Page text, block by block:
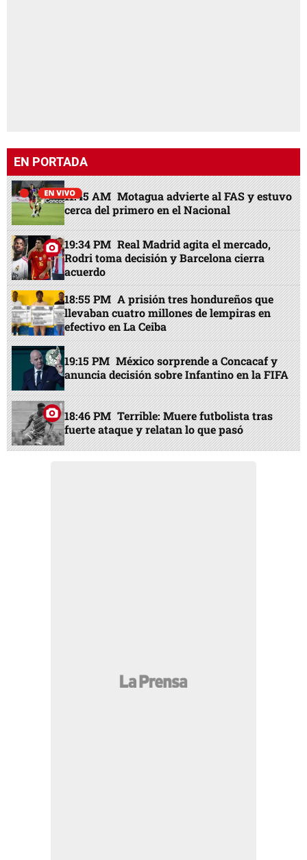
EN PORTADA
11:45 AM Motagua advierte al FAS y estuvo
cerca del primero en el Nacional
19:34 PM Real Madrid agita el mercado,
Rodri toma decisión y Barcelona cierra
acuerdo
18:55 PM A prisión tres hondureños que
llevaban cuatro millones de lempiras en
efectivo en La Ceiba
19:15 PM México sorprende a Concacaf y
anuncia decisión sobre Infantino en la FIFA
18:46 PM Terrible: Muere futbolista tras
fuerte ataque y relatan lo que pasó